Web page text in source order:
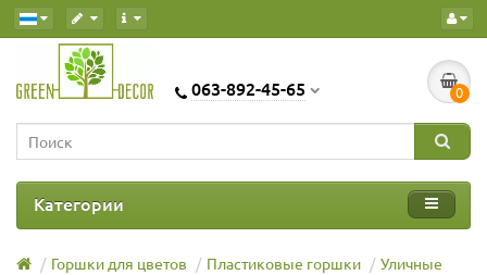
063-892-45-65 0
Категории
Горшки для цветов Пластиковые горшки
Уличные